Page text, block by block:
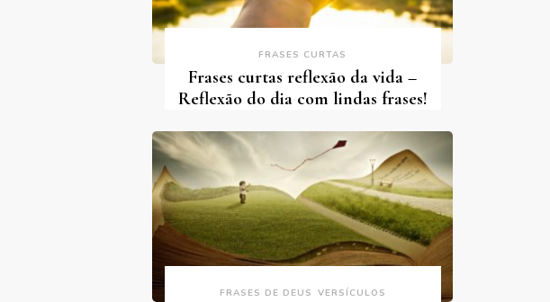
FRASES CURTAS
Frases curtas reflexão da vida –
Reflexão do dia com lindas frases!
FRASES DE DEUS VERSÍCULOS